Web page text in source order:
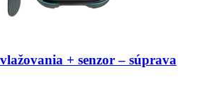
+ senzor – súprava